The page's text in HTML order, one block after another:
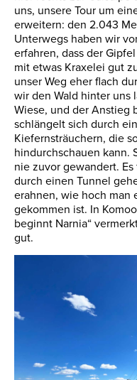
uns, unsere Tour um
erweitern: den 2.043
Unterwegs haben wir
erfahren, dass der
mit etwas Kraxelei gut
unser Weg eher flach
wir den Wald hinter uns
Wiese, und der Anstieg
schlängelt sich durch
Kiefernsträuchern, die
hindurchschauen kann.
nie zuvor gewandert.
durch einen Tunnel
erahnen, wie hoch man
gekommen ist. In
beginnt Narnia“
gut.